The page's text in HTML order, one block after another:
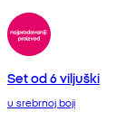
Set od 6 viljuški
u srebrnoj boji